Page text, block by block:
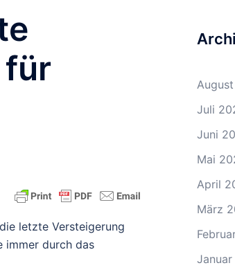
die letzte Versteigerung
immer durch das
Juli
Juni
Mai
April
März